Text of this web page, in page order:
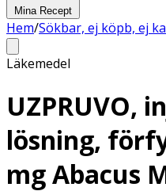
Mina Recept
Hem/Sökbar, ej köpb, ej
Läkemedel
UZPRUVO,
lösning,
mg Abacus